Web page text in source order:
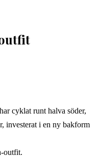
cyklat runt halva söder,
investerat i en ny bakform
outfit.